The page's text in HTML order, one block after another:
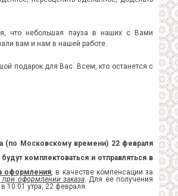
что небольшая пауза в наших с Вами
вам и нам в нашей работе.
подарок для Вас. Всем, кто останется с
(по Московскому времени) 22 февраля
будут комплектоваться и отправляться в
оформления, в качестве компенсации за
при оформлении заказа. Для ее получения
10:01 утра, 22 февраля.